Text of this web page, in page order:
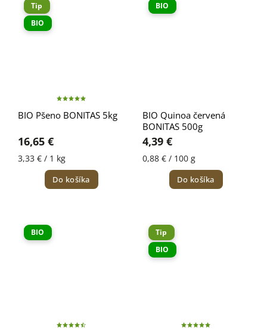
Tip
BIO
BIO Pšeno BONITAS 5kg
16,65 €
3,33 € / 1 kg
Do košíka
BIO
BIO Quinoa červená
BONITAS 500g
4,39 €
0,88 € / 100 g
Do košíka
BIO
Tip
BIO